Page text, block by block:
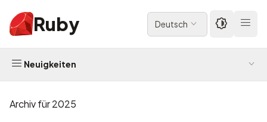
Ruby Deutsch
Neuigkeiten
Archiv für 2025